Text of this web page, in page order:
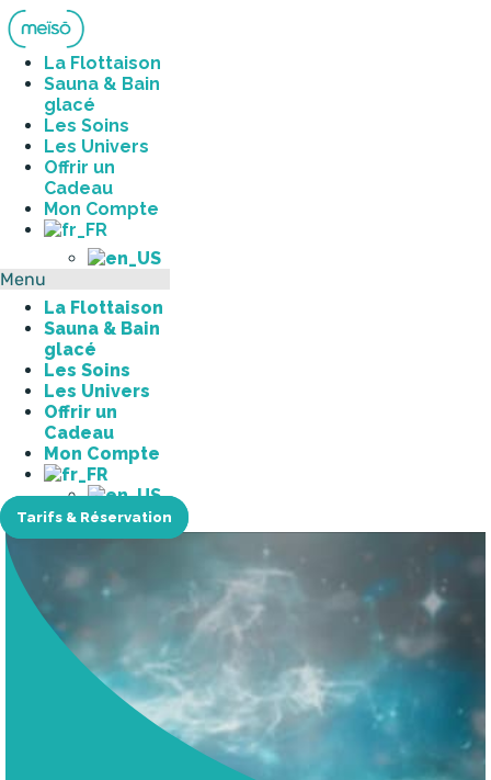
Aller
au
contenu
La Flottaison
Sauna & Bain
glacé
Les Soins
Les Univers
Offrir un
Cadeau
Mon Compte
Menu
La Flottaison
Sauna & Bain
glacé
Les Soins
Les Univers
Offrir un
Cadeau
Mon Compte
Tarifs & Réservation